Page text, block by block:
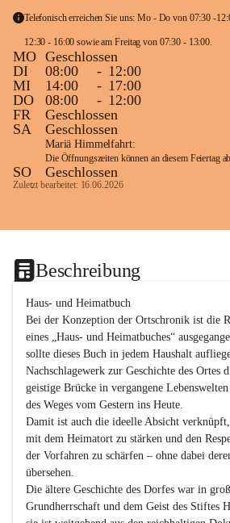
MO Geschlossen
DI
08:00 - 12:00
MI
14:00 - 17:00
DO
08:00 - 12:00
FR
Geschlossen
SA
Geschlossen
Mariä Himmelfahrt:
Die Öffnungszeiten können an diesem Feiertag
SO Geschlossen
Zuletzt bearbeitet: 16.06.2026
Beschreibung
Haus- und Heimatbuch
Bei der Konzeption der Ortschronik ist die
eines „Haus- und Heimatbuches“
sollte dieses Buch in jedem Haushalt
Nachschlagewerk zur Geschichte des Ortes
geistige Brücke in vergangene
des Weges vom Gestern ins Heute.
Damit ist auch die ideelle Absicht
mit dem Heimatort zu stärken und den
der Vorfahren zu schärfen – ohne dabei
übersehen.
Die ältere Geschichte des Dorfes war in
Grundherrschaft und dem Geist des Stiftes